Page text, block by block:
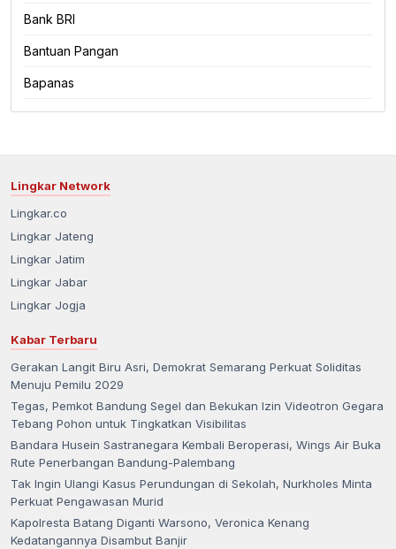
Bank BRI
Bantuan Pangan
Bapanas
Lingkar Network
Lingkar.co
Lingkar Jateng
Lingkar Jatim
Lingkar Jabar
Lingkar Jogja
Kabar Terbaru
Gerakan Langit Biru Asri, Demokrat Semarang Perkuat Soliditas
Menuju Pemilu 2029
Tegas, Pemkot Bandung Segel dan Bekukan Izin Videotron Gegara
Tebang Pohon untuk Tingkatkan Visibilitas
Bandara Husein Sastranegara Kembali Beroperasi, Wings Air Buka
Rute Penerbangan Bandung-Palembang
Tak Ingin Ulangi Kasus Perundungan di Sekolah, Nurkholes Minta
Perkuat Pengawasan Murid
Kapolresta Batang Diganti Warsono, Veronica Kenang
Kedatangannya Disambut Banjir